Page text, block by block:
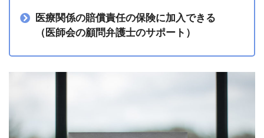
医療関係の賠償責任の保険に加入できる
（医師会の顧問弁護士のサポート）